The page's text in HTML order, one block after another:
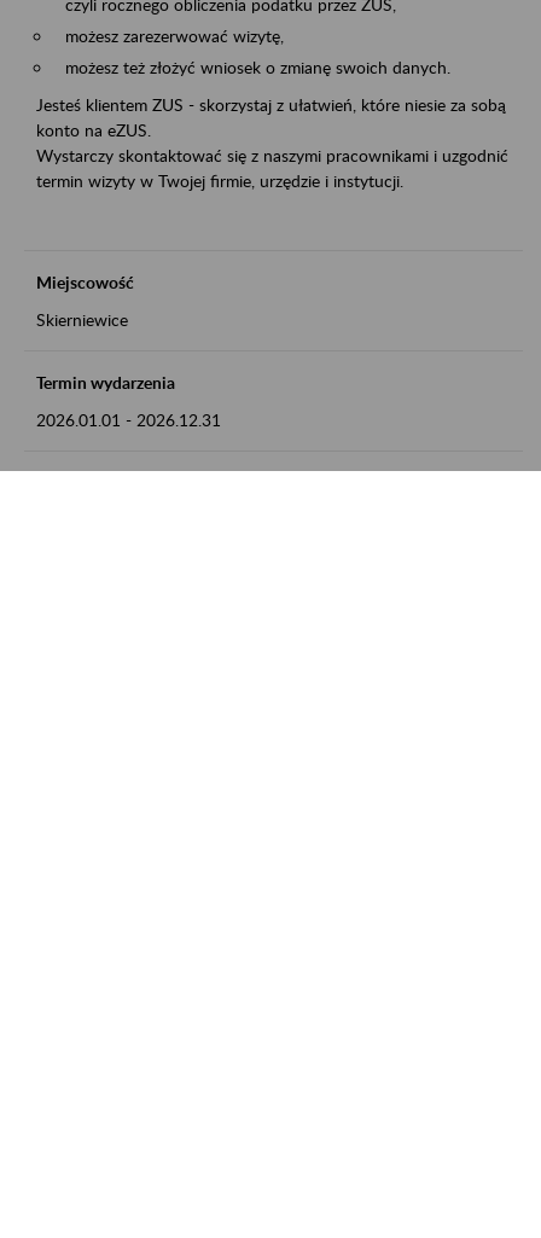
czyli rocznego obliczenia podatku przez ZUS,
możesz zarezerwować wizytę,
możesz też złożyć wniosek o zmianę swoich danych.
Jesteś klientem ZUS - skorzystaj z ułatwień, które niesie za sobą
konto na eZUS.
Wystarczy skontaktować się z naszymi pracownikami i uzgodnić
termin wizyty w Twojej firmie, urzędzie i instytucji.
Miejscowość
Skierniewice
Termin wydarzenia
2026.01.01 - 2026.12.31